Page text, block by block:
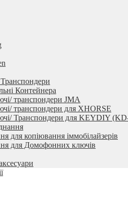
Транспондери
Контейнера
транспондери JMA
транспондери для XHORSE
Транспондери для KEYDIY
для копіювання іммобілайзерів
для Домофонних ключів